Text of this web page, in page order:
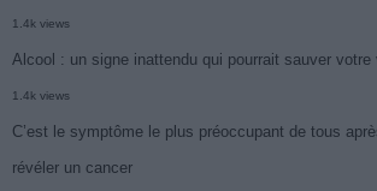
1.4k views
Alcool : un signe inattendu qui pourrait sauver votre
1.4k views
C’est le symptôme le plus préoccupant de tous
révéler un cancer